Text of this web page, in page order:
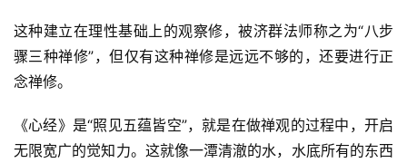
专
题
公
益
这种建立在理性基础上的观察修，被济群法师称之为“八步
骤三种禅修”，但仅有这种禅修是远远不够的，还要进行正
念禅修。
《心经》是“照见五蕴皆空”，就是在做禅观的过程中，开启
无限宽广的觉知力。这就像一潭清澈的水，水底所有的东西